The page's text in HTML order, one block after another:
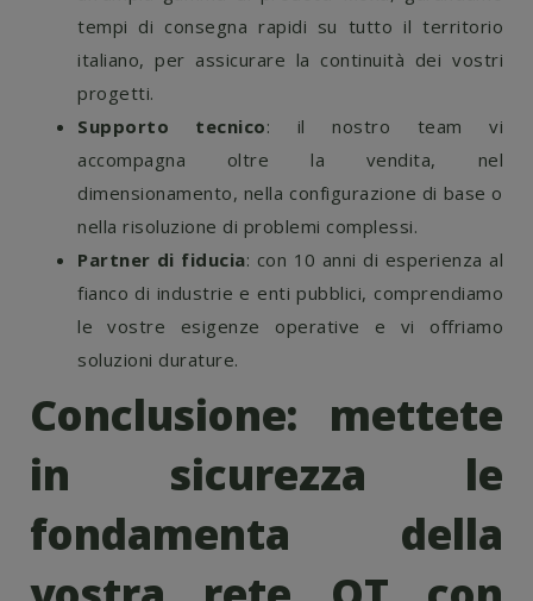
tempi di consegna rapidi su tutto il territorio
italiano, per assicurare la continuità dei vostri
progetti.
Supporto tecnico: il nostro team vi
accompagna oltre la vendita, nel
dimensionamento, nella configurazione di base o
nella risoluzione di problemi complessi.
Partner di fiducia: con 10 anni di esperienza al
fianco di industrie e enti pubblici, comprendiamo
le vostre esigenze operative e vi offriamo
soluzioni durature.
Conclusione: mettete
in sicurezza le
fondamenta della